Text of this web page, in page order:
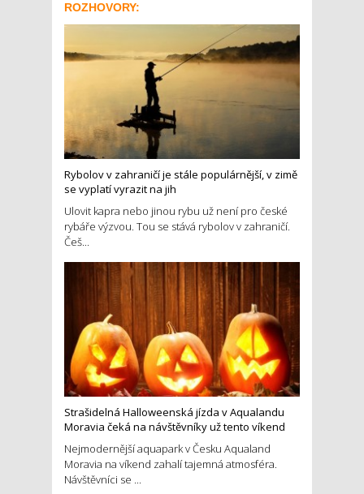
ROZHOVORY:
Rybolov v zahraničí je stále populárnější, v zimě
se vyplatí vyrazit na jih
Ulovit kapra nebo jinou rybu už není pro české
rybáře výzvou. Tou se stává rybolov v zahraničí.
Češ...
Strašidelná Halloweenská jízda v Aqualandu
Moravia čeká na návštěvníky už tento víkend
Nejmodernější aquapark v Česku Aqualand
Moravia na víkend zahalí tajemná atmosféra.
Návštěvníci se ...